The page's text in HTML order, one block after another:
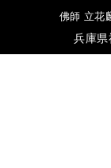
佛師 立花
兵庫